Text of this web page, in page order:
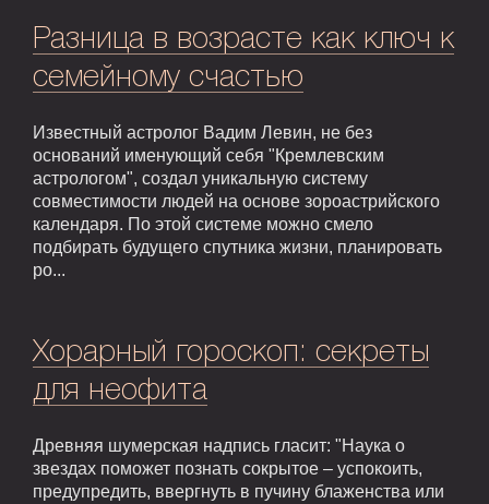
Разница в возрасте как ключ к
семейному счастью
Известный астролог Вадим Левин, не без
оснований именующий себя "Кремлевским
астрологом", создал уникальную систему
совместимости людей на основе зороастрийского
календаря. По этой системе можно смело
подбирать будущего спутника жизни, планировать
ро...
Хорарный гороскоп: секреты
для неофита
Древняя шумерская надпись гласит: "Наука о
звездах поможет познать сокрытое – успокоить,
предупредить, ввергнуть в пучину блаженства или